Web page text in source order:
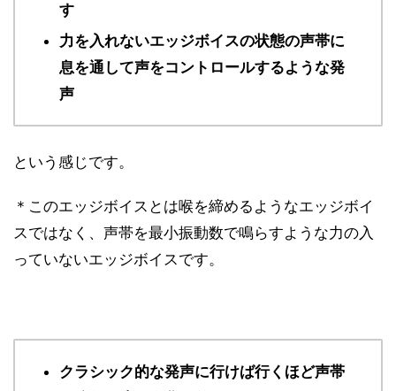
す
力を入れないエッジボイスの状態の声帯に
息を通して声をコントロールするような発
声
という感じです。
＊このエッジボイスとは喉を締めるようなエッジボイ
スではなく、声帯を最小振動数で鳴らすような力の入
っていないエッジボイスです。
クラシック的な発声に行けば行くほど声帯